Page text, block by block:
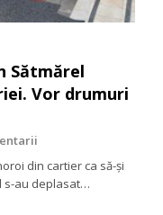
Sătmărel
Vor drumuri
din cartier ca să-și
s-au deplasat…